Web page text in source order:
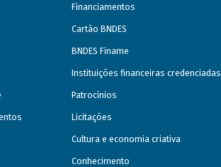
Financiamentos
Cartão BNDES
BNDES Finame
Instituições financeiras credenciadas
Patrocínios
Licitações
Cultura e economia criativa
Conhecimento